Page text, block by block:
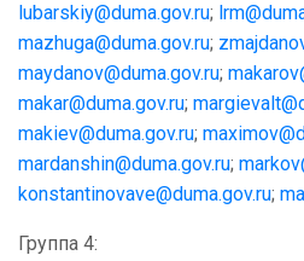
lubarskiy@duma.gov.ru;
mazhuga@duma.gov.ru;
maydanov@duma.gov.ru;
makar@duma.gov.ru;
makiev@duma.gov.ru;
mardanshin@duma.gov.ru;
konstantinovave@duma.gov.ru;
Группа 4: